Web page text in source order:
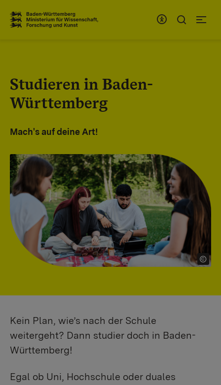
Studieren in Baden-
Württemberg
Mach's auf deine Art!
Kein Plan, wie’s nach der Schule
weitergeht? Dann studier doch in Baden-
Württemberg!
Egal ob Uni, Hochschule oder duales